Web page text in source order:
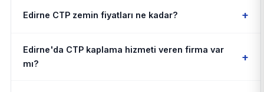
Edirne CTP zemin fiyatları ne kadar? +
Edirne'da CTP kaplama hizmeti veren firma var
mı?
+